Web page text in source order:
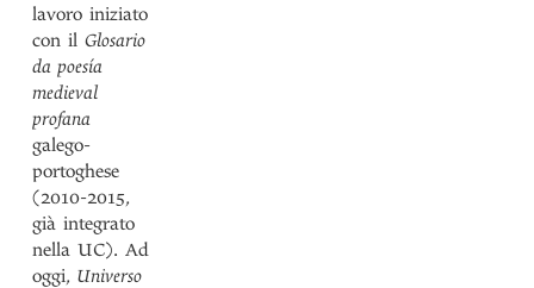
lavoro iniziato
con ilGlosario
da poesía
medieval
profana
galego-
portoghese
(2010-2015,
già integrato
nella UC). Ad
oggi, Universo